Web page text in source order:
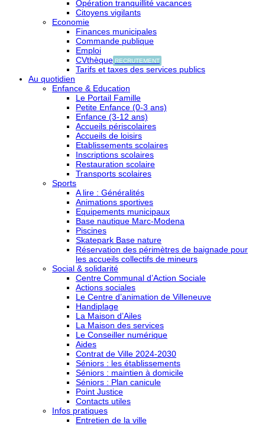
Opération tranquillité vacances
Citoyens vigilants
Economie
Finances municipales
Commande publique
Emploi
CVthèque RECRUTEMENT
Tarifs et taxes des services publics
Au quotidien
Enfance & Education
Le Portail Famille
Petite Enfance (0-3 ans)
Enfance (3-12 ans)
Accueils périscolaires
Accueils de loisirs
Etablissements scolaires
Inscriptions scolaires
Restauration scolaire
Transports scolaires
Sports
A lire : Généralités
Animations sportives
Equipements municipaux
Base nautique Marc-Modena
Piscines
Skatepark Base nature
Réservation des périmètres de baignade pour
les accueils collectifs de mineurs
Social & solidarité
Centre Communal d’Action Sociale
Actions sociales
Le Centre d’animation de Villeneuve
Handiplage
La Maison d’Ailes
La Maison des services
Le Conseiller numérique
Aides
Contrat de Ville 2024-2030
Séniors : les établissements
Séniors : maintien à domicile
Séniors : Plan canicule
Point Justice
Contacts utiles
Infos pratiques
Entretien de la ville